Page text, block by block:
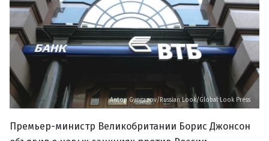
Anton Gyngazov/Russian Look/Global Look Press
Премьер-министр Великобритании Борис Джонсон